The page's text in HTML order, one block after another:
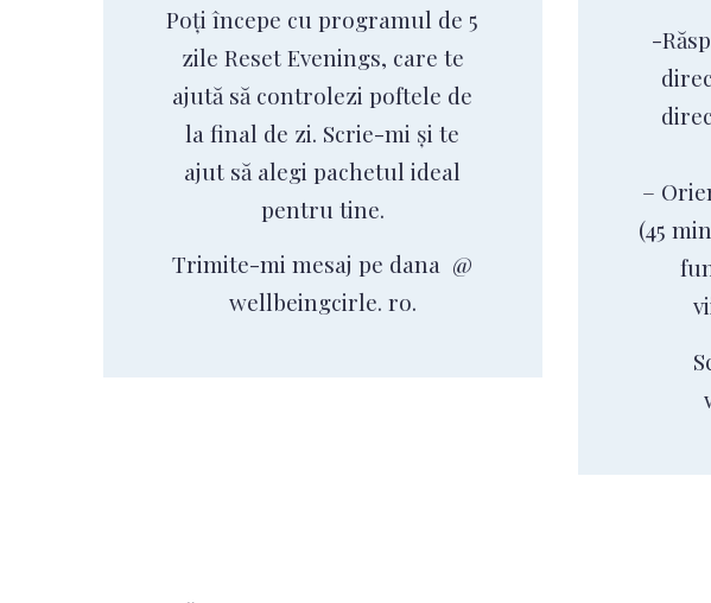
Poți începe cu programul de 5
zile Reset Evenings, care te
ajută să controlezi poftele de
la final de zi. Scrie-mi și te
ajut să alegi pachetul ideal
pentru tine.
Trimite-mi mesaj pe dana @
wellbeingcirle. ro.
-
–
(45